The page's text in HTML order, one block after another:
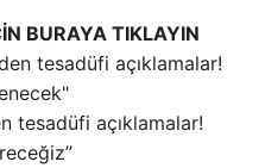
BURAYA TIKLAYIN
tesadüfi açıklamalar!